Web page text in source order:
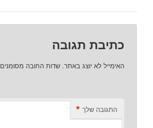
כתיבת תגובה
האימייל לא יוצג באתר. שדות החובה מסומנים
התגובה שלך *